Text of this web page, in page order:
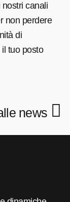
canali
non perdere
di
tuo posto
news